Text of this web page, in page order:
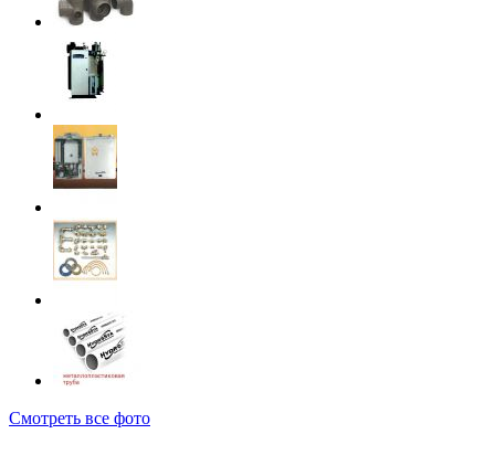
Смотреть все фото